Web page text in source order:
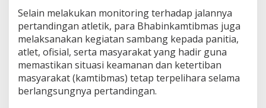
o
n
o
r
C
a
Selain melakukan monitoring terhadap jalannya
pertandingan atletik, para Bhabinkamtibmas juga
melaksanakan kegiatan sambang kepada panitia,
atlet, ofisial, serta masyarakat yang hadir guna
memastikan situasi keamanan dan ketertiban
masyarakat (kamtibmas) tetap terpelihara selama
berlangsungnya pertandingan.